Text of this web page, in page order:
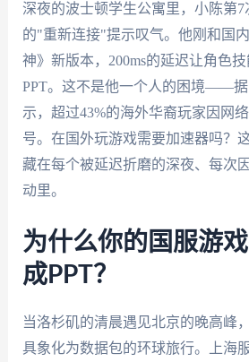
深夜的波士顿学生公寓里，小陈第7
的"重新连接"提示叹气。他刚和国
神》新版本，200ms的延迟让角色
PPT。这不是他一个人的困境——据
示，超过43%的海外华裔玩家因网
号。在国外玩游戏需要加速器吗？
藏在每个被延迟折磨的深夜、每次
动里。
为什么你的国服游
成PPT？
当洛杉矶的清晨遇见北京的晚高峰
具象化为数据包的环球旅行。上海